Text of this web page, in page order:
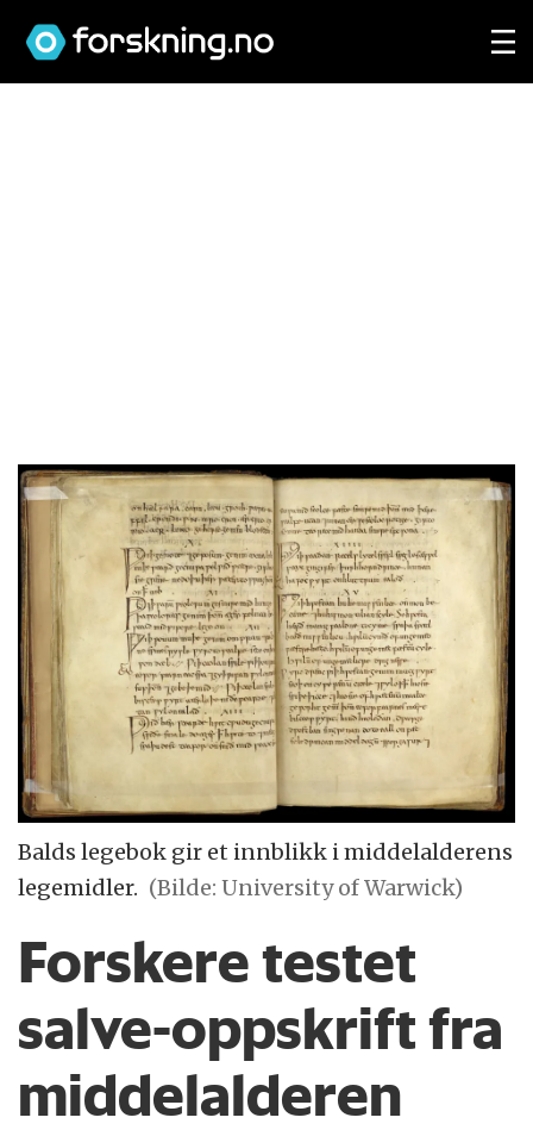
Balds legebok gir et innblikk i middelalderens
legemidler. (Bilde: University of Warwick)
Forskere testet
salve-oppskrift fra
middelalderen